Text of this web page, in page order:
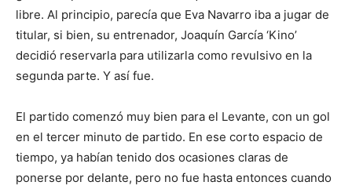
libre. Al principio, parecía que Eva Navarro iba a jugar de
titular, si bien, su entrenador, Joaquín García ‘Kino’
decidió reservarla para utilizarla como revulsivo en la
segunda parte. Y así fue.
El partido comenzó muy bien para el Levante, con un gol
en el tercer minuto de partido. En ese corto espacio de
tiempo, ya habían tenido dos ocasiones claras de
ponerse por delante, pero no fue hasta entonces cuando